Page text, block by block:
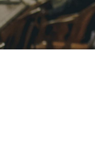
الشئون الأكاديمية
البحث العلمي